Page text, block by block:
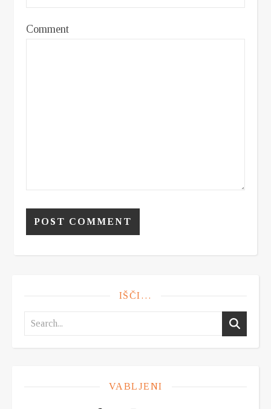
Comment
IŠČI…
VABLJENI